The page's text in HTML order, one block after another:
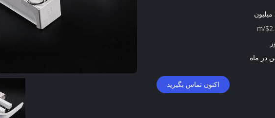
اکنون تماس بگیرید